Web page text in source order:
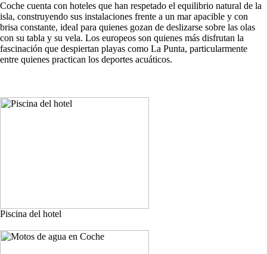
Coche cuenta con hoteles que han respetado el equilibrio natural de la
isla, construyendo sus instalaciones frente a un mar apacible y con
brisa constante, ideal para quienes gozan de deslizarse sobre las olas
con su tabla y su vela. Los europeos son quienes más disfrutan la
fascinación que despiertan playas como La Punta, particularmente
entre quienes practican los deportes acuáticos.
Piscina del hotel